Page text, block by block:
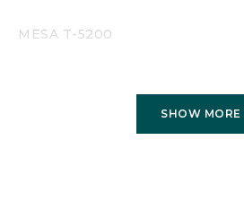
MESA T-5200
SHOW MORE